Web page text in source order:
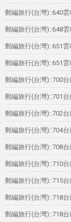
郵編旅行(台灣)::640
郵編旅行(台灣)::648雲
郵編旅行(台灣)::651
郵編旅行(台灣)::651
郵編旅行(台灣)::700
郵編旅行(台灣)::701
郵編旅行(台灣)::702台
郵編旅行(台灣)::704台
郵編旅行(台灣)::708
郵編旅行(台灣)::710
郵編旅行(台灣)::715
郵編旅行(台灣)::718
郵編旅行(台灣)::718